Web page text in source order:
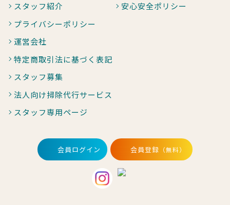
スタッフ紹介
安心安全ポリシー
プライバシーポリシー
運営会社
特定商取引法に基づく表記
スタッフ募集
法人向け掃除代行サービス
スタッフ専用ページ
会員ログイン 会員登録 （無料）